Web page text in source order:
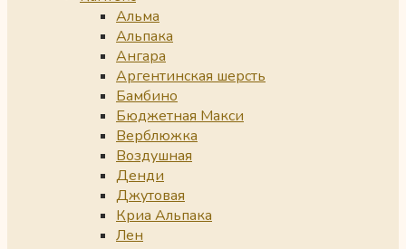
Альма
Альпака
Ангара
Аргентинская шерсть
Бамбино
Бюджетная Макси
Верблюжка
Воздушная
Денди
Джутовая
Криа Альпака
Лен